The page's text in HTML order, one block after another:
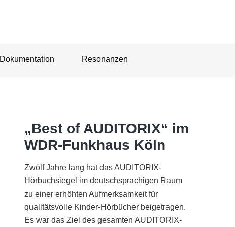
Dokumentation Resonanzen
„Best of AUDITORIX“ im
WDR-Funkhaus Köln
Zwölf Jahre lang hat das AUDITORIX-
Hörbuchsiegel im deutschsprachigen Raum
zu einer erhöhten Aufmerksamkeit für
qualitätsvolle Kinder-Hörbücher beigetragen.
Es war das Ziel des gesamten AUDITORIX-